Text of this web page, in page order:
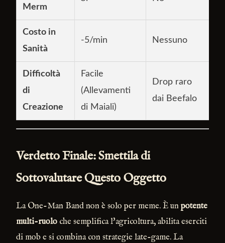
Merm
Costo in
Sanità
-5/min Nessuno
Difficoltà
di
Creazione
Facile
(Allevamenti
di Maiali)
Drop raro
dai Beefalo
Verdetto Finale: Smettila di
Sottovalutare Questo Oggetto
La One-Man Band non è solo per meme. È unpotente
multi-ruolo che semplifica l'agricoltura, abilita eserciti
di mob e si combina con strategie late-game. La